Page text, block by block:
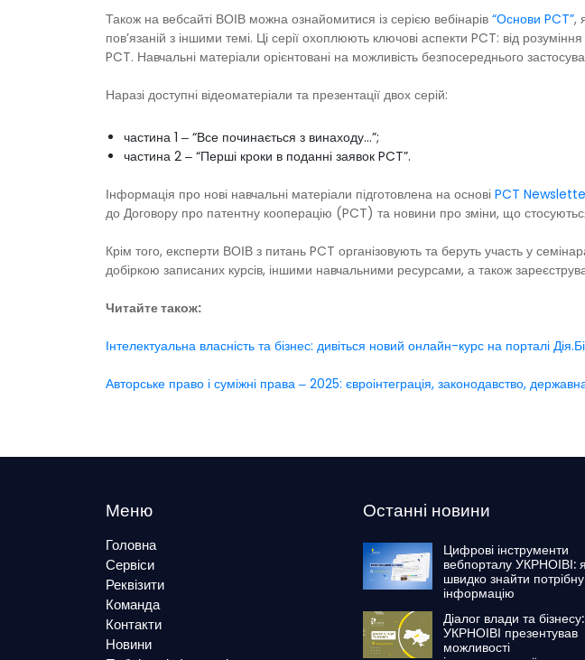
Також на вебсайті ВОІВ можна ознайомитися із серією вебінарів “Основи PCT”,
пов’язаній з іншими темі. Ці серії охоплюють ключові аспекти PCT: від
PCT. Навчальні матеріали орієнтовані на можливість безпосереднього
Наразі доступні відеоматеріали та презентації двох серій:
частина 1 ‒ “Все починається з винаходу…”;
частина 2 ‒ “Перші кроки в поданні заявок PCT”.
Інформація про нові навчальні матеріали підготовлена на основі PCT
до Договору про патентну кооперацію (PCT) та новини про зміни, що
Крім того, експерти ВОІВ з питань PCT організовують та беруть участь у
добіркою записаних курсів, іншими навчальними ресурсами, а також
Читайте також:
Інтелектуальна власність та бізнес: дивіться новий онлайн-курс на порталі
Авторське право і суміжні права ‒ 2025: євроінтеграція, законодавство,
Меню
Головна
Сервіси
Реквізити
Команда
Контакти
Новини
Останні новини
Цифрові інструменти
вебпорталу УКРНОІВІ:
швидко знайти потрібну
інформацію
Діалог влади та бізнесу:
УКРНОІВІ презентував
можливості